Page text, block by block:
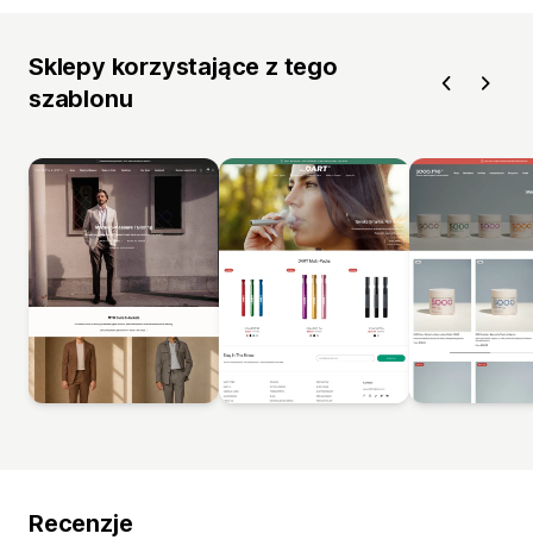
Sklepy korzystające z tego
szablonu
Recenzje